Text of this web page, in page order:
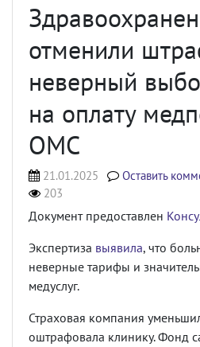
отменили
неверный
на оплату
ОМС
21.01.2025 Оставить
203
Документ предоставлен
Экспертиза выявила, что
неверные тарифы и
медуслуг.
Страховая компания
оштрафовала клинику. Фонд